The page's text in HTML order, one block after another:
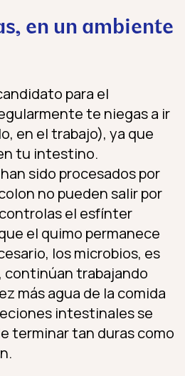
en un ambiente
para el
te niegas a ir
en el trabajo), ya que
tu intestino.
sido procesados por
no pueden salir por
el esfínter
el quimo permanece
los microbios, es
continúan trabajando
más agua de la comida
intestinales se
terminar tan duras como